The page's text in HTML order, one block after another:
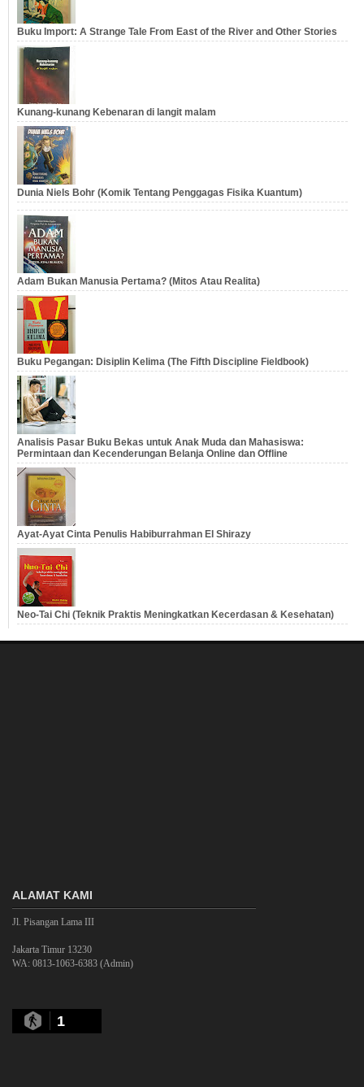
Buku Import: A Strange Tale From East of the River and Other Stories
Kunang-kunang Kebenaran di langit malam
Dunia Niels Bohr (Komik Tentang Penggagas Fisika Kuantum)
Adam Bukan Manusia Pertama? (Mitos Atau Realita)
Buku Pegangan: Disiplin Kelima (The Fifth Discipline Fieldbook)
Analisis Pasar Buku Bekas untuk Anak Muda dan Mahasiswa:
Permintaan dan Kecenderungan Belanja Online dan Offline
Ayat-Ayat Cinta Penulis Habiburrahman El Shirazy
Neo-Tai Chi (Teknik Praktis Meningkatkan Kecerdasan & Kesehatan)
ALAMAT KAMI
Jl. Pisangan Lama III
Jakarta Timur 13230
WA: 0813-1063-6383 (Admin)
1